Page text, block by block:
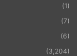
(1)
(7)
(6)
(3,204)